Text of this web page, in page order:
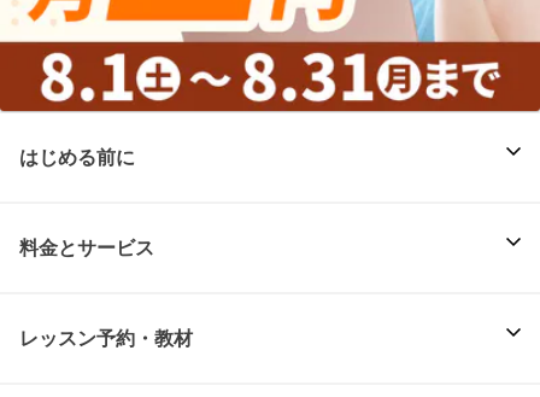
はじめる前に
料金とサービス
レッスン予約・教材